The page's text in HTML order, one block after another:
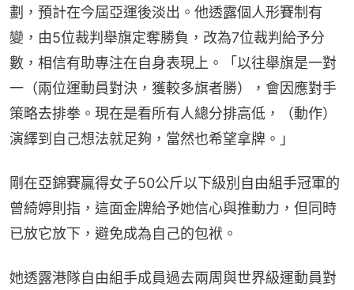
劃，預計在今屆亞運後淡出。他透露個人形賽制有
變，由5位裁判舉旗定奪勝負，改為7位裁判給予分
數，相信有助專注在自身表現上。「以往舉旗是一對
一（兩位運動員對決，獲較多旗者勝），會因應對手
策略去排拳。現在是看所有人總分排高低，（動作）
演繹到自己想法就足夠，當然也希望拿牌。」
剛在亞錦賽贏得女子50公斤以下級別自由組手冠軍的
曾綺婷則指，這面金牌給予她信心與推動力，但同時
已放它放下，避免成為自己的包袱。
她透露港隊自由組手成員過去兩周與世界級運動員對